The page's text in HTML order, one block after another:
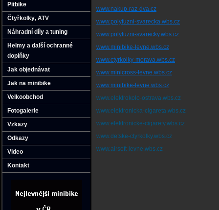
Pitbike
Čtyřkolky‚ ATV
Náhradní díly a tuning
Helmy a další ochranné
doplňky
Jak objednávat
Jak na minibike
Velkoobchod
Fotogalerie
Vzkazy
Odkazy
Video
Kontakt
www.nakup-raz-dva.cz
www.polyfuzni-svarecka.wbs.cz
www.polyfuzni-svarecky.wbs.cz
www.minibike-levne.wbs.cz
www.ctyrkolky-morava.wbs.cz
www.minicross-levne.wbs.cz
www.minibike-levne.wbs.cz
www.elektrokolo-ostrava.wbs.cz
www.elektronicka-cigareta.wbs.cz
www.elektronicke-cigarety.wbs.cz
www.detske-ctyrkolky.wbs.cz
www.airsoft-levne.wbs.cz